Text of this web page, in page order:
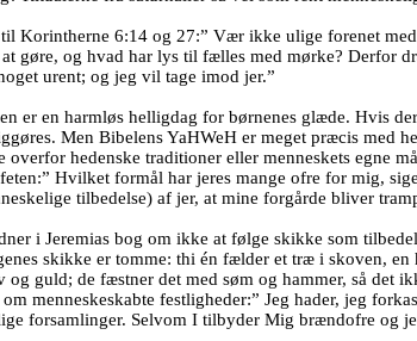
Korintherne 6:14 og 27:” Vær ikke ulige forenet
gøre, og hvad har lys til fælles med mørke? Derfor
urent; og jeg vil tage imod jer.”
er en harmløs helligdag for børnenes glæde. Hvis
Men Bibelens YaHWeH er meget præcis med
hedenske traditioner eller menneskets egne
Hvilket formål har jeres mange ofre for mig,
tilbedelse) af jer, at mine forgårde bliver
i Jeremias bog om ikke at følge skikke som
skikke er tomme: thi én fælder et træ i skoven, en
guld; de fæstner det med søm og hammer, så det
menneskeskabte festligheder:” Jeg hader, jeg
forsamlinger. Selvom I tilbyder Mig brændofre og